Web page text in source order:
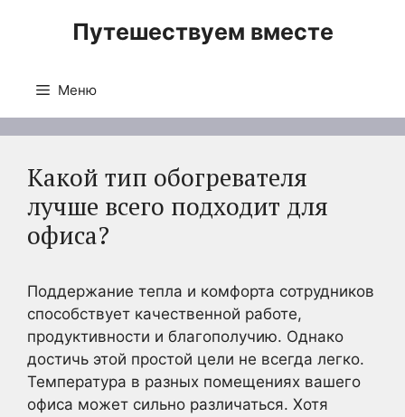
Путешествуем вместе
Меню
Какой тип обогревателя
лучше всего подходит для
офиса?
Поддержание тепла и комфорта сотрудников
способствует качественной работе,
продуктивности и благополучию. Однако
достичь этой простой цели не всегда легко.
Температура в разных помещениях вашего
офиса может сильно различаться. Хотя